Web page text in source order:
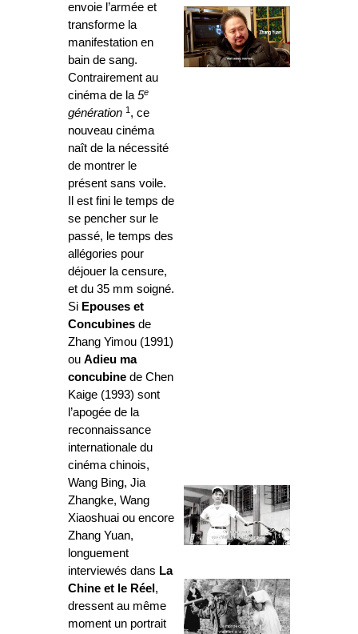
envoie l’armée et
transforme la
manifestation en
bain de sang.
Contrairement au
cinéma de la 5e
génération 1 , ce
nouveau cinéma
naît de la nécessité
de montrer le
présent sans voile.
Il est fini le temps de
se pencher sur le
passé, le temps des
allégories pour
déjouer la censure,
et du 35 mm soigné.
Si Epouses et
Concubines de
Zhang Yimou (1991)
ou Adieu ma
concubine de Chen
Kaige (1993) sont
l’apogée de la
reconnaissance
internationale du
cinéma chinois,
Wang Bing, Jia
Zhangke, Wang
Xiaoshuai ou encore
Zhang Yuan,
longuement
interviewés dans La
Chine et le Réel ,
dressent au même
moment un portrait